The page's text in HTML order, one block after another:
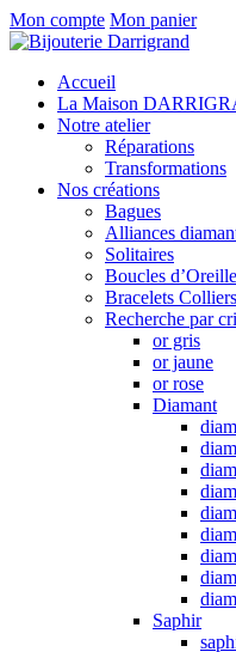
Mon compte Mon panier
Accueil
La Maison
Notre atelier
Réparations
Transformations
Nos créations
Bagues
Alliances
Solitaires
Boucles
Bracelets
Recherche par
or gris
or jaune
or rose
Diamant
Saphir